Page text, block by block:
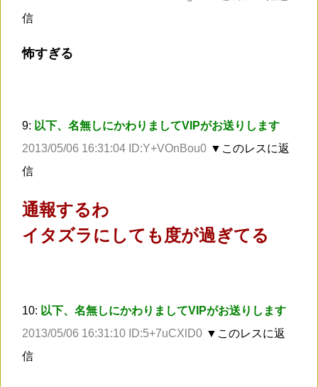
信
怖すぎる
9: 以下、名無しにかわりましてVIPがお送りします
2013/05/06 16:31:04 ID:Y+VOnBou0 ▼このレスに返
信
通報するわ
イタズラにしても度が過ぎてる
10: 以下、名無しにかわりましてVIPがお送りします
2013/05/06 16:31:10 ID:5+7uCXlD0 ▼このレスに返
信